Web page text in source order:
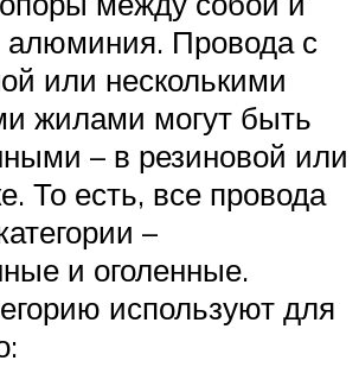
алюминия. Провода с
или несколькими
жилами могут быть
– в резиновой или
То есть, все провода
–
и оголенные.
используют для